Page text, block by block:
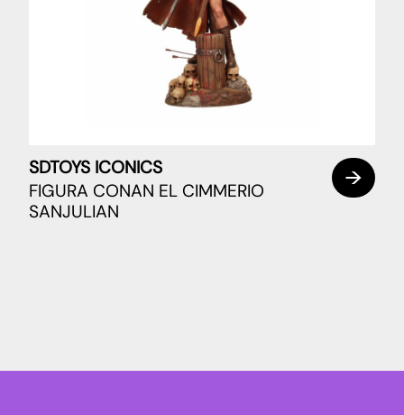
SDTOYS ICONICS
FIGURA CONAN EL CIMMERIO
SANJULIAN